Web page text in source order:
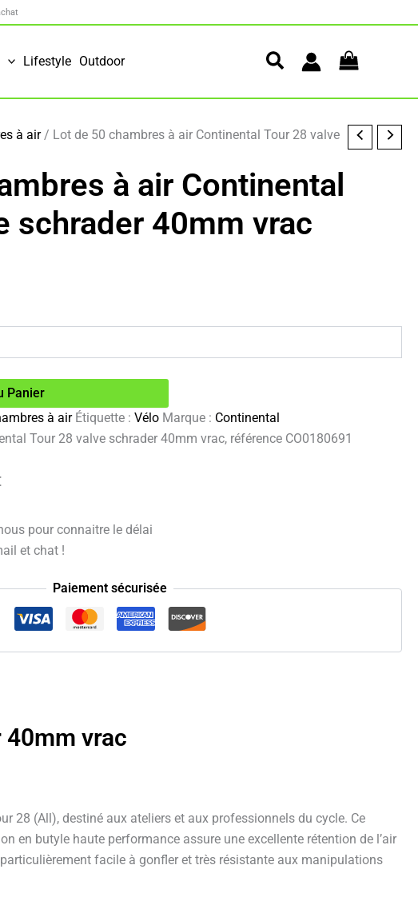
Lifestyle Outdoor
à air/ Lot de 50 chambres à air Continental Tour 28 valve
à air Continental
schrader 40mm vrac
Panier
à air Étiquette : Vélo Marque : Continental
Tour 28 valve schrader 40mm vrac, référence CO0180691
pour connaitre le délai
et chat !
Paiement sécurisée
40mm vrac
28 (All), destiné aux ateliers et aux professionnels du cycle. Ce
en butyle haute performance assure une excellente rétention de l’air
facile à gonfler et très résistante aux manipulations